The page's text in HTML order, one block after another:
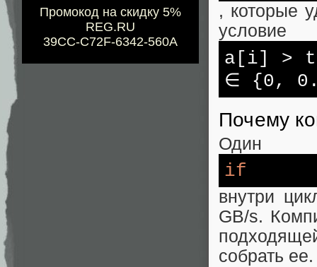
Промокод на скидку 5%
REG.RU
39CC-C72F-6342-560A
, которые
условие
a[i] >
∈ {0,
Почему
Один
if
внутри
GB/s.
собрать ее.